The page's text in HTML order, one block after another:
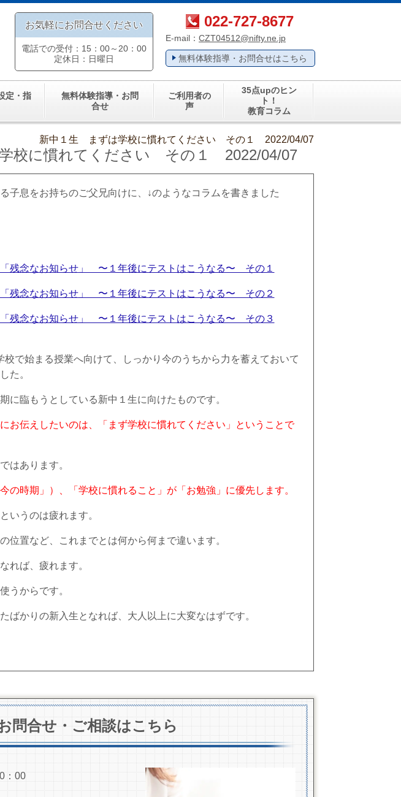
お気軽にお問合せください
電話での受付：15：00～20：00
定休日：日曜日
022-727-8677
E-mail： CZT04512@nifty.ne.jp
無料体験指導・お問合せはこちら
定・指
無料体験指導・お問
合せ
ご利用者の
声
35点upのヒン
ト！
教育コラム
新中１生 まずは学校に慣れてください その１ 2022/04/07
校に慣れてください その１ 2022/04/07
子息をお持ちのご父兄向けに、↓のようなコラムを書きました
残念なお知らせ」 〜１年後にテストはこうなる〜 その１
残念なお知らせ」 〜１年後にテストはこうなる〜 その２
残念なお知らせ」 〜１年後にテストはこうなる〜 その３
校で始まる授業へ向けて、しっかり今のうちから力を蓄えておいて
た。
に臨もうとしている新中１生に向けたものです。
お伝えしたいのは、「まず学校に慣れてください」ということで
はあります。
の時期」）、「学校に慣れること」が「お勉強」に優先します。
いうのは疲れます。
位置など、これまでとは何から何まで違います。
れば、疲れます。
うからです。
ばかりの新入生となれば、大人以上に大変なはずです。
問合せ・ご相談はこちら
：00